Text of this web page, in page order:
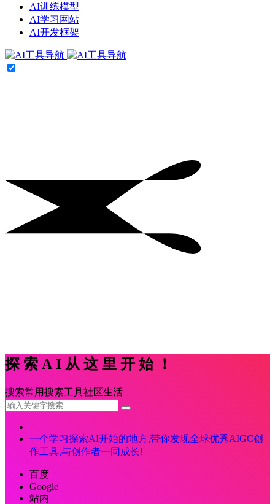
AI训练模型
AI学习网站
AI开发框架
探索AI从这里开始！
搜索常用搜索工具社区生活
一个学习探索AI开始的地方,带你发现全球优秀AIGC创
作工具,与创作者一同成长!
百度
Google
站内